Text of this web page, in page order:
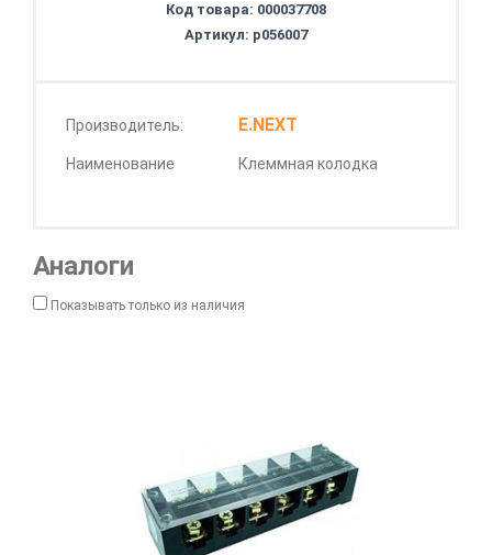
Код товара: 000037708
Артикул: p056007
Производитель: E.NEXT
Наименование Клеммная колодка
Аналоги
Показывать только из наличия